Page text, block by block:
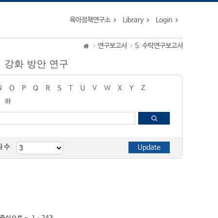
육아정책연구소 Library Login
연구보고서 5. 수탁연구보고서
강화 방안 연구
O P Q R S T U V W X Y
Z
하
수